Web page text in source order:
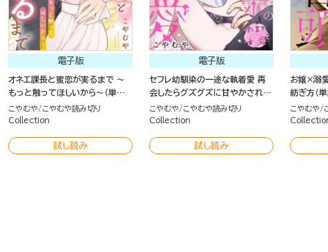
電子版
オネエ課長と蜜恋が実るまで ～
もっと触ってほしいから～（単話
版）
こやむや
こやむや読み切り
Collection
試し読み
電子版
セフレ幼馴染の一途な執着愛 再
会したらグズグズに甘やかされま
した（単話版）
こやむや
こやむや読み切り
Collection
試し読み
お嬢×溺
紡ぎ方（単
こやむや